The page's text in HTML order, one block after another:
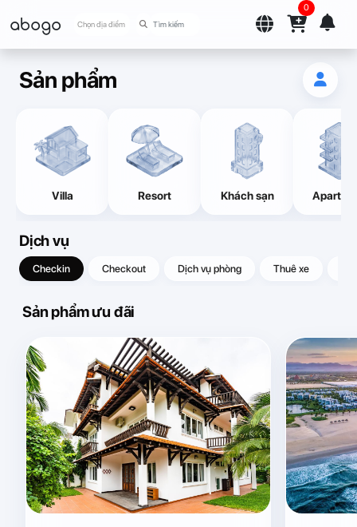
abogo Chọn địa điểm
0
Sản phẩm
Villa Resort Khách sạn
Dịch vụ
Checkin Checkout Dịch vụ phòng Thuê xe
Sản phẩm ưu đãi